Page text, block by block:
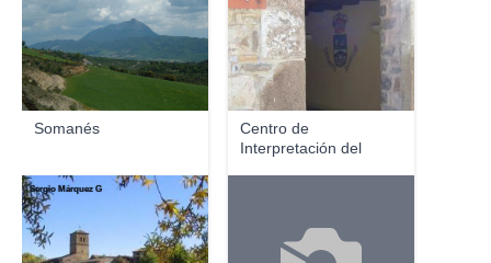
Somanés
Centro de
Interpretación del
Sergio Márquez G